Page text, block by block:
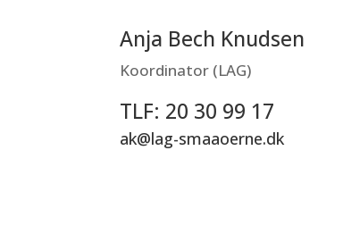
Anja Bech Knudsen
Koordinator (LAG)
TLF: 20 30 99 17
ak@lag-smaaoerne.dk